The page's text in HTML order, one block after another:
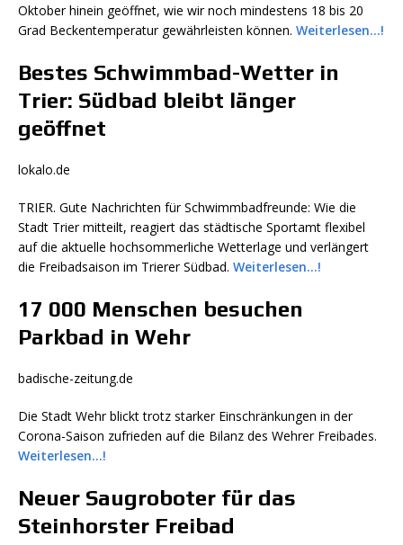
Oktober hinein geöffnet, wie wir noch mindestens 18 bis 20
Grad Beckentemperatur gewährleisten können. Weiterlesen…!
Bestes Schwimmbad-Wetter in
Trier: Südbad bleibt länger
geöffnet
lokalo.de
TRIER. Gute Nachrichten für Schwimmbadfreunde: Wie die
Stadt Trier mitteilt, reagiert das städtische Sportamt flexibel
auf die aktuelle hochsommerliche Wetterlage und verlängert
die Freibadsaison im Trierer Südbad. Weiterlesen…!
17 000 Menschen besuchen
Parkbad in Wehr
badische-zeitung.de
Die Stadt Wehr blickt trotz starker Einschränkungen in der
Corona-Saison zufrieden auf die Bilanz des Wehrer Freibades.
Weiterlesen…!
Neuer Saugroboter für das
Steinhorster Freibad